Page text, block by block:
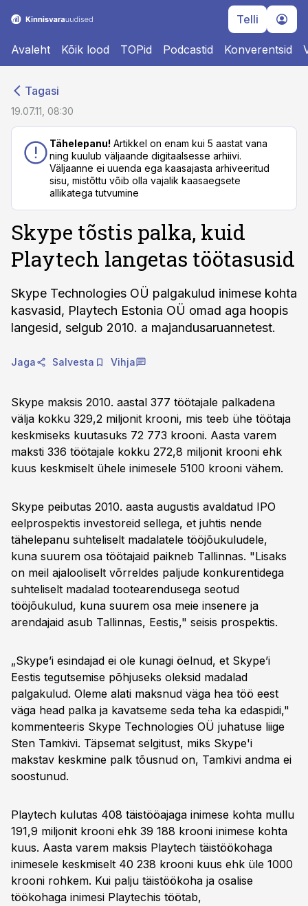
Telli
Avaleht Kõik lood TOPid Podcastid Konverentsid
Tagasi
19.07.11, 08:30
Tähelepanu! Artikkel on enam kui 5 aastat vana
ning kuulub väljaande digitaalsesse arhiivi.
Väljaanne ei uuenda ega kaasajasta arhiveeritud
sisu, mistõttu võib olla vajalik kaasaegsete
allikatega tutvumine
Skype tõstis palka, kuid
Playtech langetas töötasusid
Skype Technologies OÜ palgakulud inimese kohta
kasvasid, Playtech Estonia OÜ omad aga hoopis
langesid, selgub 2010. a majandusaruannetest.
Jaga Salvesta Vihja
Skype maksis 2010. aastal 377 töötajale palkadena
välja kokku 329,2 miljonit krooni, mis teeb ühe töötaja
keskmiseks kuutasuks 72 773 krooni. Aasta varem
maksti 336 töötajale kokku 272,8 miljonit krooni ehk
kuus keskmiselt ühele inimesele 5100 krooni vähem.
Skype peibutas 2010. aasta augustis avaldatud IPO
eelprospektis investoreid sellega, et juhtis nende
tähelepanu suhteliselt madalatele tööjõukuludele,
kuna suurem osa töötajaid paikneb Tallinnas. "Lisaks
on meil ajalooliselt võrreldes paljude konkurentidega
suhteliselt madalad tootearendusega seotud
tööjõukulud, kuna suurem osa meie insenere ja
arendajaid asub Tallinnas, Eestis," seisis prospektis.
„Skype’i esindajad ei ole kunagi öelnud, et Skype’i
Eestis tegutsemise põhjuseks oleksid madalad
palgakulud. Oleme alati maksnud väga hea töö eest
väga head palka ja kavatseme seda teha ka edaspidi,"
kommenteeris Skype Technologies OÜ juhatuse liige
Sten Tamkivi. Täpsemat selgitust, miks Skype'i
makstav keskmine palk tõusnud on, Tamkivi andma ei
soostunud.
Playtech kulutas 408 täistööajaga inimese kohta mullu
191,9 miljonit krooni ehk 39 188 krooni inimese kohta
kuus. Aasta varem maksis Playtech täistöökohaga
inimesele keskmiselt 40 238 krooni kuus ehk üle 1000
krooni rohkem. Kui palju täistöökoha ja osalise
töökohaga inimesi Playtechis töötab,